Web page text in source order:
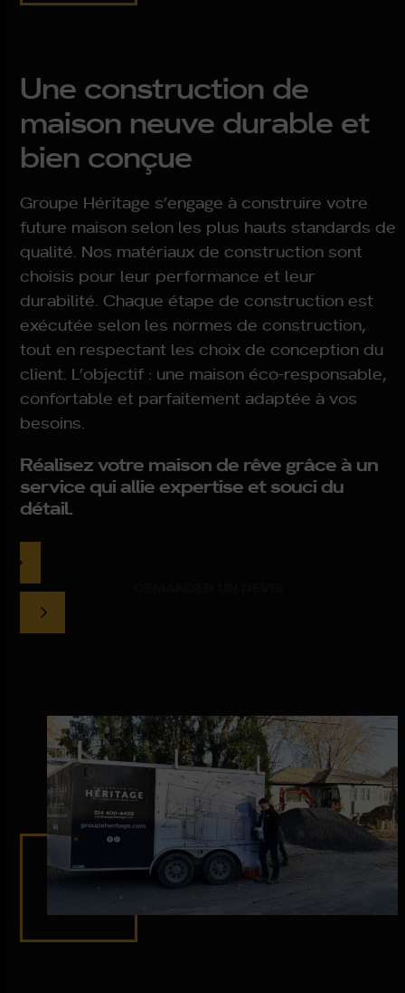
Une construction de
maison neuve durable et
bien conçue
Groupe Héritage s’engage à construire votre
future maison selon les plus hauts standards de
qualité. Nos matériaux de construction sont
choisis pour leur performance et leur
durabilité. Chaque étape de construction est
exécutée selon les normes de construction,
tout en respectant les choix de conception du
client. L’objectif : une maison éco-responsable,
confortable et parfaitement adaptée à vos
besoins.
Réalisez votre maison de rêve grâce à un
service qui allie expertise et souci du
détail.